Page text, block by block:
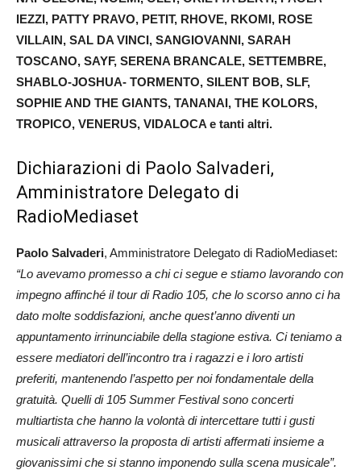
IEZZI, PATTY PRAVO, PETIT, RHOVE, RKOMI, ROSE
VILLAIN, SAL DA VINCI, SANGIOVANNI, SARAH
TOSCANO, SAYF, SERENA BRANCALE, SETTEMBRE,
SHABLO-JOSHUA- TORMENTO, SILENT BOB, SLF,
SOPHIE AND THE GIANTS, TANANAI, THE KOLORS,
TROPICO, VENERUS, VIDALOCA e tanti altri.
Dichiarazioni di Paolo Salvaderi,
Amministratore Delegato di
RadioMediaset
Paolo Salvaderi, Amministratore Delegato di RadioMediaset:
“Lo avevamo promesso a chi ci segue e stiamo lavorando con
impegno affinché il tour di Radio 105, che lo scorso anno ci ha
dato molte soddisfazioni, anche quest’anno diventi un
appuntamento irrinunciabile della stagione estiva. Ci teniamo a
essere mediatori dell’incontro tra i ragazzi e i loro artisti
preferiti, mantenendo l’aspetto per noi fondamentale della
gratuità. Quelli di 105 Summer Festival sono concerti
multiartista che hanno la volontà di intercettare tutti i gusti
musicali attraverso la proposta di artisti affermati insieme a
giovanissimi che si stanno imponendo sulla scena musicale”.